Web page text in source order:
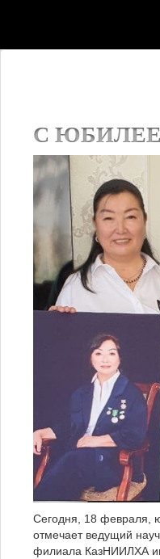
С
Сегодня, 18 февраля,
отмечает ведущий
филиала КазНИИЛХА